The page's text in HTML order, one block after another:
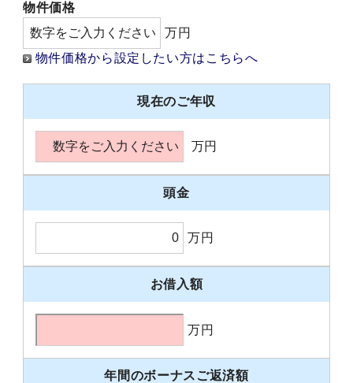
物件価格
万円
物件価格から設定したい方はこちらへ
現在のご年収
万円
頭金
万円
お借入額
万円
年間のボーナスご返済額